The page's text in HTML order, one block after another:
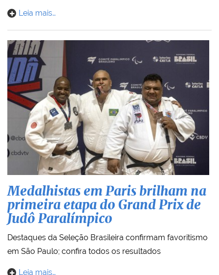
Leia mais…
Medalhistas em Paris brilham na
primeira etapa do Grand Prix de
Judô Paralímpico
Destaques da Seleção Brasileira confirmam favoritismo
em São Paulo; confira todos os resultados
Leia mais…